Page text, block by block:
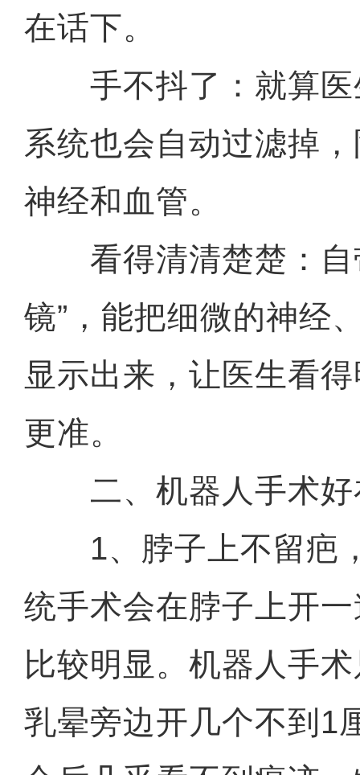
在话下。
手不抖了：就算医
系统也会自动过滤掉
神经和血管。
看得清清楚楚：自
镜”，能把细微的神经
显示出来，让医生看
更准。
二、机器人手术好
1、脖子上不留疤
统手术会在脖子上开
比较明显。机器人手
乳晕旁边开几个不到1